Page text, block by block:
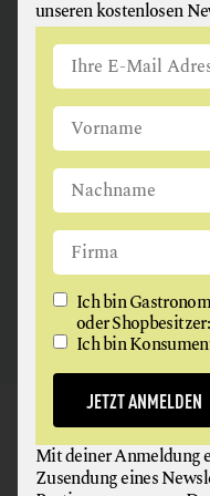
ANGUS &
FLEISCH +
2326 Maria
GAUMEN HOCH
NEWSLETTER
unseren kostenlosen
Ich bin
oder
Ich bin
JETZT ANMELDEN
Mit deiner Anmeldung
Zusendung eines